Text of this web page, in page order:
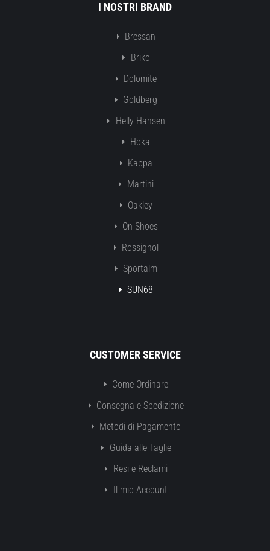
I NOSTRI BRAND
Bressan
Briko
Dolomite
Goldberg
Helly Hansen
Hoka
Kappa
Martini
Oakley
On Shoes
Rossignol
Sportalm
SUN68
CUSTOMER SERVICE
Come Ordinare
Consegna e Spedizione
Metodi di Pagamento
Guida alle Taglie
Resi e Reclami
Il mio Account